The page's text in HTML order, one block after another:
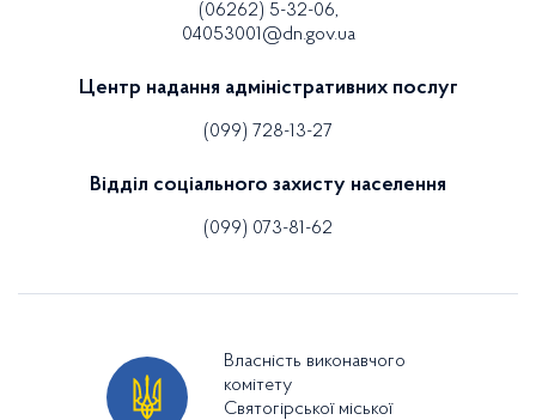
(06262) 5-32-06,
04053001@dn.gov.ua
Центр надання адміністративних послуг
(099) 728-13-27
Відділ соціального захисту населення
(099) 073-81-62
Власність виконавчого
комітету
Святогірської міської